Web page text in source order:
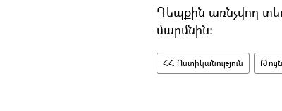
Դեպքին առնչվող
մարմնին։
ՀՀ Ոստիկանություն Թույն